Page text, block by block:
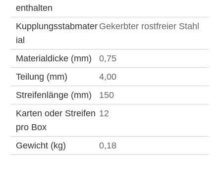
enthalten
Kupplungsstabmater
ial
Gekerbter rostfreier Stahl
Materialdicke (mm)
0,75
Teilung (mm)
4,00
Streifenlänge (mm)
150
Karten oder Streifen
pro Box
12
Gewicht (kg) 0,18